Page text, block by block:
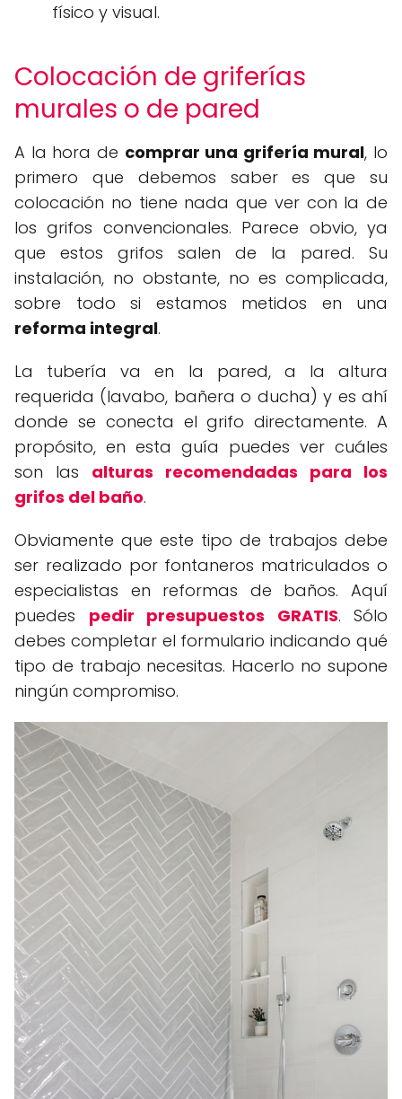
físico y visual.
Colocación de griferías
murales o de pared
A la hora de comprar una grifería mural, lo
primero que debemos saber es que su
colocación no tiene nada que ver con la de
los grifos convencionales. Parece obvio, ya
que estos grifos salen de la pared. Su
instalación, no obstante, no es complicada,
sobre todo si estamos metidos en una
reforma integral.
La tubería va en la pared, a la altura
requerida (lavabo, bañera o ducha) y es ahí
donde se conecta el grifo directamente. A
propósito, en esta guía puedes ver cuáles
son las alturas recomendadas para los
grifos del baño.
Obviamente que este tipo de trabajos debe
ser realizado por fontaneros matriculados o
especialistas en reformas de baños. Aquí
puedes pedir presupuestos GRATIS. Sólo
debes completar el formulario indicando qué
tipo de trabajo necesitas. Hacerlo no supone
ningún compromiso.